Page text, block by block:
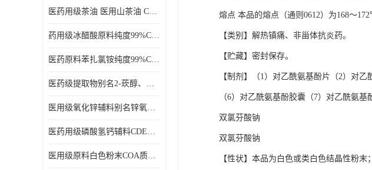
医药用级茶油 医用山茶油 COA质检 价格优 原料药
药用级冰醋酸原料纯度99%CDE备案COA质检
医药原料苯扎氯铵纯度99%CDE备案500g/瓶
医药级提取物别名2-莰醇、龙脑1kg/袋
医用级氧化锌辅料别名锌氧粉CDE备案cas1314-13-2
医药用级磷酸氢钙辅料CDE备案CAS7757-93-9
医用级原料白色粉末COA质检同行CAS113-92-8
熔点 本品的熔点（通则0612）为168～
【类别】解热镇痛、非甾体抗炎药。
【贮藏】密封保存。
【制剂】（1）对乙酰氨基酚片（2）对
（6）对乙酰氨基酚胶囊（7）对乙酰氨
双氯芬酸钠
双氯芬酸钠
【性状】本品为白色或类白色结晶性粉末